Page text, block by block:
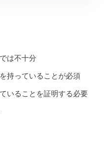
は不十分
持っていることが必須
いることを証明する必要